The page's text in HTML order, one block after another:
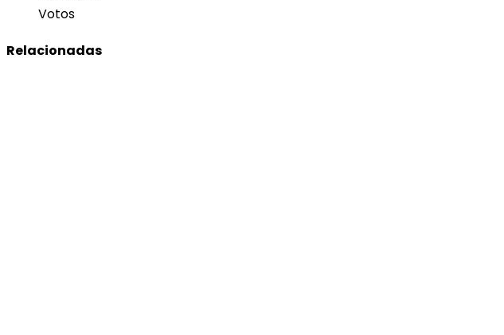
Votos
Relacionadas